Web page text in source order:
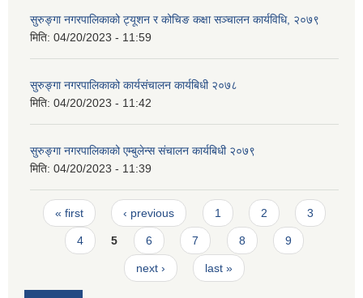
सुरुङ्गा नगरपालिकाको ट्यूशन र कोचिङ कक्षा सञ्चालन कार्यविधि, २०७९
मिति: 04/20/2023 - 11:59
सुरुङ्गा नगरपालिकाको कार्यसंचालन कार्यबिधी २०७८
मिति: 04/20/2023 - 11:42
सुरुङ्गा नगरपालिकाको एम्बुलेन्स संचालन कार्यबिधी २०७९
मिति: 04/20/2023 - 11:39
Pages
« first ‹ previous 1 2 3
4 5 6 7 8 9
next › last »